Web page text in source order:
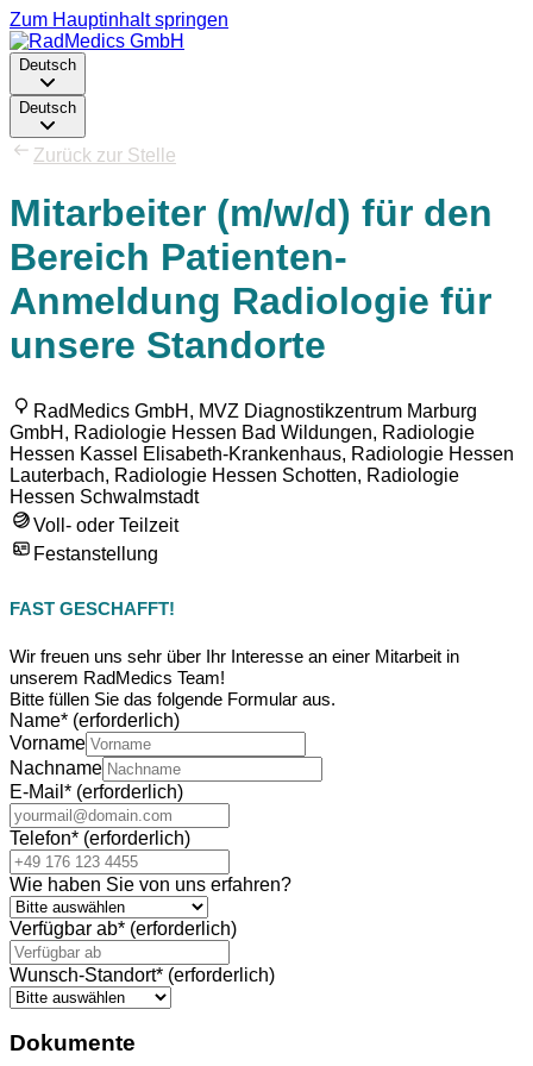
Zum Hauptinhalt springen
Deutsch
Deutsch
Zurück zur Stelle
Mitarbeiter (m/w/d) für den
Bereich Patienten-
Anmeldung Radiologie für
unsere Standorte
RadMedics GmbH, MVZ Diagnostikzentrum Marburg
GmbH, Radiologie Hessen Bad Wildungen, Radiologie
Hessen Kassel Elisabeth-Krankenhaus, Radiologie Hessen
Lauterbach, Radiologie Hessen Schotten, Radiologie
Hessen Schwalmstadt
Voll- oder Teilzeit
Festanstellung
FAST GESCHAFFT!
Wir freuen uns sehr über Ihr Interesse an einer Mitarbeit in
unserem RadMedics Team!
Bitte füllen Sie das folgende Formular aus.
Name* (erforderlich)
Vorname
Nachname
E-Mail * (erforderlich)
Telefon* (erforderlich)
Wie haben Sie von uns erfahren?
Verfügbar ab* (erforderlich)
Wunsch-Standort* (erforderlich)
Dokumente